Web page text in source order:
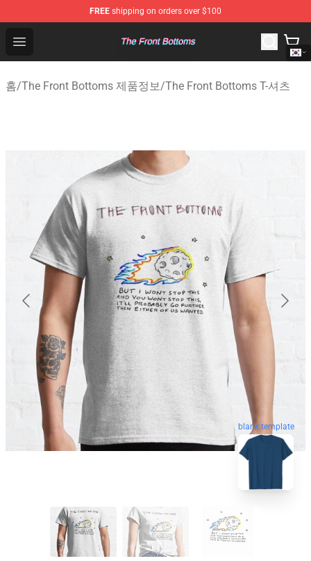
FREE shipping on orders over $100
Open menu
The Front Bottoms Store - Official The Front Bottoms
홈/The Front Bottoms 제품정보/The Front Bottoms T-셔츠
blank template